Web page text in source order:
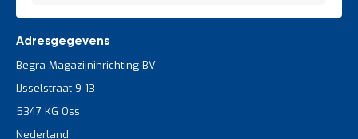
Adresgegevens
Begra Magazijninrichting BV
IJsselstraat 9-13
5347 KG Oss
Nederland